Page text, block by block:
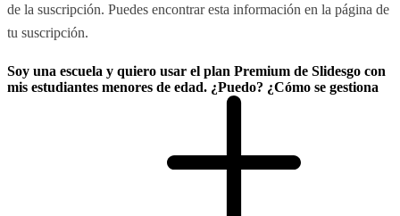
de la suscripción. Puedes encontrar esta información en la página de
tu suscripción.
Soy una escuela y quiero usar el plan Premium de Slidesgo con
mis estudiantes menores de edad. ¿Puedo? ¿Cómo se gestiona